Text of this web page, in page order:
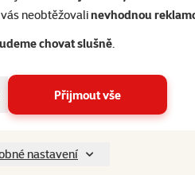
neobtěžovalinevhodnou
chovat slušně.
Přijmout vše
nastavení
0
0
0
0